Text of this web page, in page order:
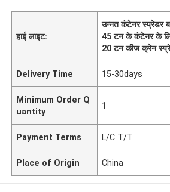
हाई लाइट:
उन्नत कंटेनर स्प्रेडर
45 टन के कंटेनर के
20 टन कीज क्रेन
Delivery Time 15-30days
Minimum Order Q
uantity
1
Payment Terms L/C T/T
Place of Origin China